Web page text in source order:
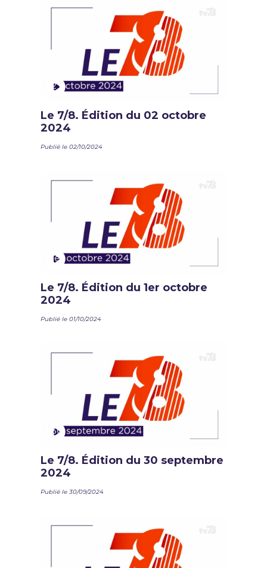
Le 7/8. Édition du 02 octobre
2024
Publié le 02/10/2024
Le 7/8. Édition du 1er octobre
2024
Publié le 01/10/2024
Le 7/8. Édition du 30 septembre
2024
Publié le 30/09/2024